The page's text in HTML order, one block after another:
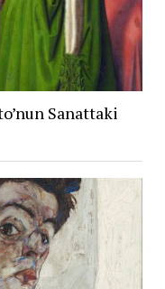
Sanattaki